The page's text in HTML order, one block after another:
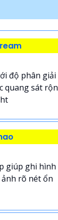
độ phân giải
quang sát
giúp ghi hình
rõ nét ổn